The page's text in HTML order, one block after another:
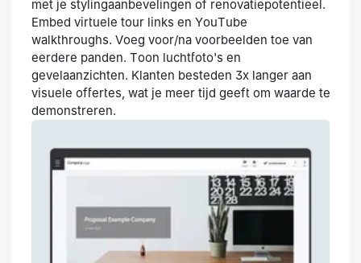
met je stylingaanbevelingen of renovatiepotentieel.
Embed virtuele tour links en YouTube
walkthroughs. Voeg voor/na voorbeelden toe van
eerdere panden. Toon luchtfoto's en
gevelaanzichten. Klanten besteden 3x langer aan
visuele offertes, wat je meer tijd geeft om waarde te
demonstreren.